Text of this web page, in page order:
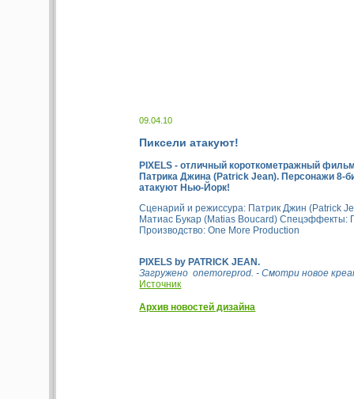
09.04.10
Пиксели атакуют!
PIXELS - отличный короткометражный
Патрика Джина (Patrick Jean). Персонажи 8-
атакуют Нью-Йорк!
Сценарий и режиссура: Патрик Джин (Patrick
Матиас Букар (Matias Boucard) Спецэффекты:
Производство: One More Production
PIXELS by PATRICK JEAN.
Загружено onemoreprod. - Смотри новое
Источник
Архив новостей дизайна